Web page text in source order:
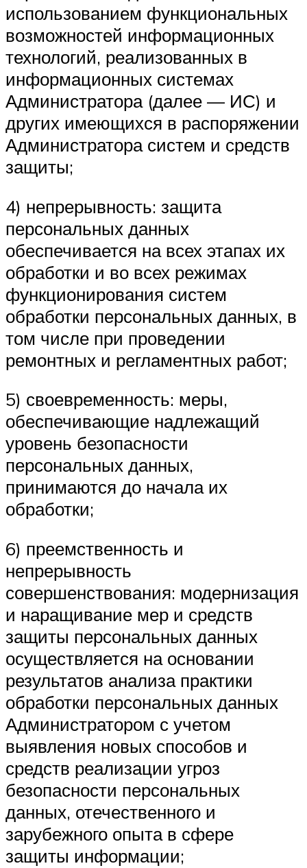
использованием функциональных
возможностей информационных
технологий, реализованных в
информационных системах
Администратора (далее — ИС) и
других имеющихся в распоряжении
Администратора систем и средств
защиты;
4) непрерывность: защита
персональных данных
обеспечивается на всех этапах их
обработки и во всех режимах
функционирования систем
обработки персональных данных, в
том числе при проведении
ремонтных и регламентных работ;
5) своевременность: меры,
обеспечивающие надлежащий
уровень безопасности
персональных данных,
принимаются до начала их
обработки;
6) преемственность и
непрерывность
совершенствования: модернизация
и наращивание мер и средств
защиты персональных данных
осуществляется на основании
результатов анализа практики
обработки персональных данных
Администратором с учетом
выявления новых способов и
средств реализации угроз
безопасности персональных
данных, отечественного и
зарубежного опыта в сфере
защиты информации;